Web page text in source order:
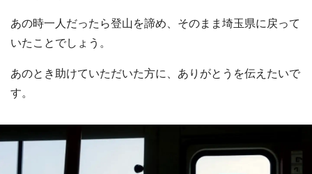
あの時一人だったら登山を諦め、そのまま埼玉県に戻って
いたことでしょう。
あのとき助けていただいた方に、ありがとうを伝えたいで
す。